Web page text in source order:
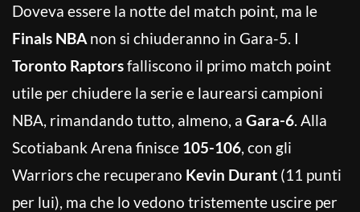
Doveva essere la notte del match point, ma le
Finals NBA non si chiuderanno in Gara-5. I
Toronto Raptorsfalliscono il primo match point
utile per chiudere la serie e laurearsi campioni
NBA, rimandando tutto, almeno, a Gara-6. Alla
Scotiabank Arena finisce 105-106, con gli
Warriors che recuperano Kevin Durant (11 punti
per lui), ma che lo vedono tristemente uscire per